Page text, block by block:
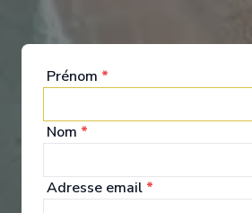
World Owner's Suite
Prénom *
Nom *
Adresse email *